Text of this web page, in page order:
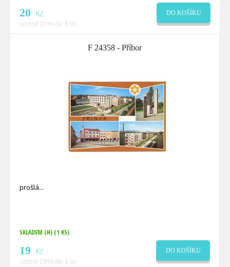
20 Kč
včetně DPH dle § 90
DO KOŠÍKU
F 24358 - Příbor
prošlá
SKLADEM (H) (1 KS)
19 Kč
včetně DPH dle § 90
DO KOŠÍKU